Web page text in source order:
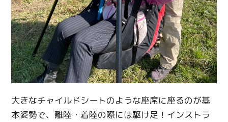
大きなチャイルドシートのような座席に座るのが基
本姿勢で、離陸・着陸の際には駆け足！インストラ